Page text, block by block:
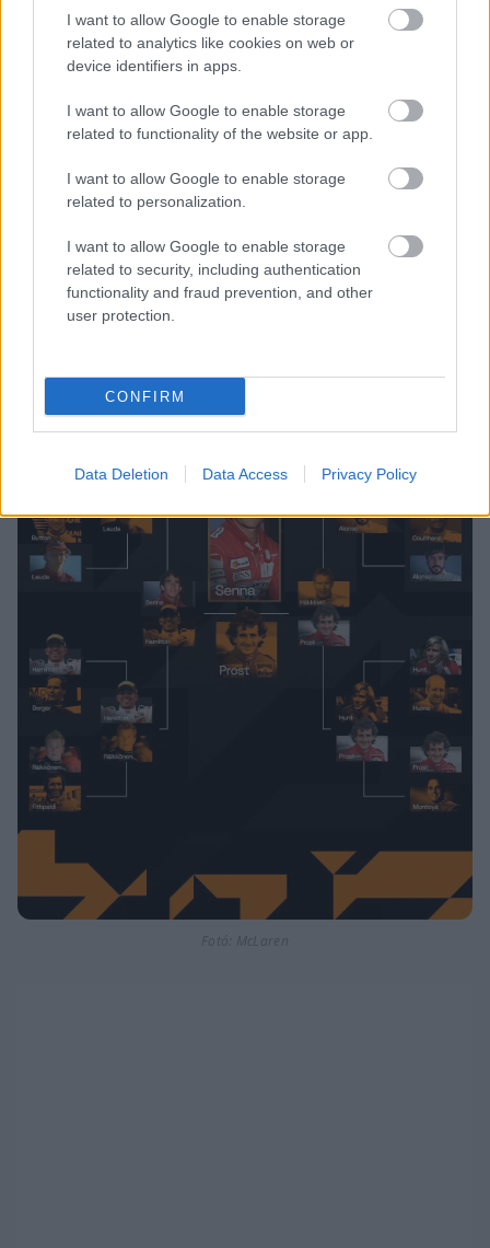
I want to allow Google to enable storage
related to analytics like cookies on web or
device identifiers in apps.
I want to allow Google to enable storage
related to functionality of the website or app.
I want to allow Google to enable storage
related to personalization.
I want to allow Google to enable storage
related to security, including authentication
functionality and fraud prevention, and other
user protection.
CONFIRM
Data Deletion Data Access Privacy Policy
háromat nyertek a csapattal, így ebben a
döntőben is összekerültek egymással, ahol
vagyis a néhai brazilt választották a McLaren
Ezt az eredmények is alátámasztják, hiszen 35
csapattal.